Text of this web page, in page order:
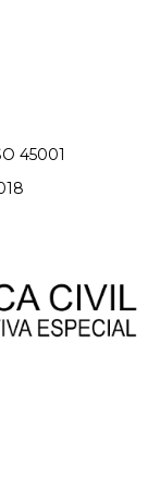
45001